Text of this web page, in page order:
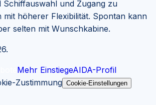
Schiffauswahl und Zugang zu
mit höherer Flexibilität. Spontan kann
selten mit Wunschkabine.
.
Mehr EinstiegeAIDA-Profil
Zustimmung Cookie-Einstellungen